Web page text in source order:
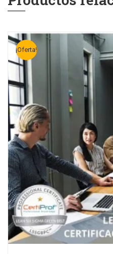
¡Oferta!